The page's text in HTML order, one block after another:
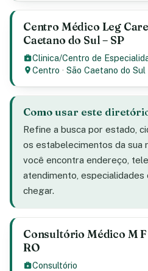
Centro Médico Leg
Caetano do Sul – SP
Clinica/Centro de
Centro ·São Caetano do Sul
Como usar este
Refine a busca por estado,
os estabelecimentos da sua
você encontra endereço,
atendimento, especialidades
chegar.
Consultório Médico M F
RO
Consultório